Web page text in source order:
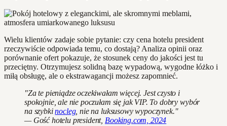
Wielu klientów zadaje sobie pytanie: czy cena hotelu president
rzeczywiście odpowiada temu, co dostają? Analiza opinii oraz
porównanie ofert pokazuje, że stosunek ceny do jakości jest tu
przeciętny. Otrzymujesz solidną bazę wypadową, wygodne łóżko i
miłą obsługę, ale o ekstrawagancji możesz zapomnieć.
"Za te pieniądze oczekiwałam więcej. Jest czysto i
spokojnie, ale nie poczułam się jak VIP. To dobry wybór
na szybkinocleg, nie na luksusowy wypoczynek."
— Gość hotelu president, Booking.com, 2024